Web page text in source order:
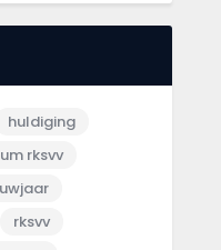
huldiging
rksvv
rksvv